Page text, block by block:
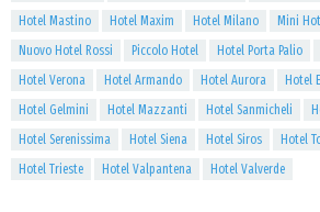
Hotel Mastino
Hotel Maxim Hotel Milano Mini
Nuovo Hotel Rossi
Piccolo Hotel Hotel Porta Palio
Hotel Verona
Hotel Armando Hotel Aurora Hotel
Hotel Gelmini
Hotel Mazzanti Hotel Sanmicheli
Hotel Serenissima
Hotel Siena Hotel Siros Hotel
Hotel Trieste
Hotel Valpantena Hotel Valverde